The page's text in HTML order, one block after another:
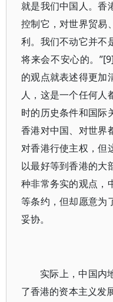
就是我们中国人。香
控制它，对世界贸易
利。我们不动它并不
将来会不安心的。
的观点就表述得更加
人，这是一个任何人
时的历史条件和国际
香港对中国、对世界
对香港行使主权，但
以最好等到香港的大
种非常务实的观点，
等条约，但却愿意为
妥协。
实际上，中国内
了香港的资本主义发